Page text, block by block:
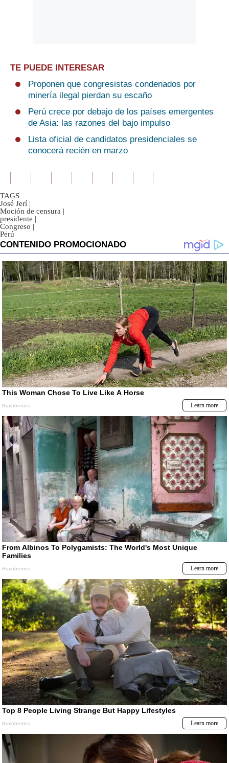
TE PUEDE INTERESAR
Proponen que congresistas condenados por
minería ilegal pierdan su escaño
Perú crece por debajo de los países emergentes
de Asia: las razones del bajo impulso
Lista oficial de candidatos presidenciales se
conocerá recién en marzo
TAGS
José Jerí |
Moción de censura |
presidente |
Congreso |
Perú